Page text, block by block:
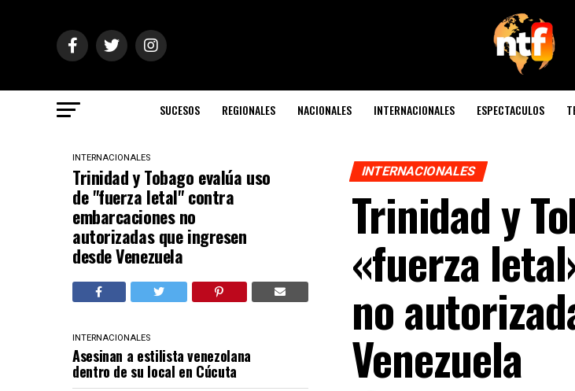
SUCESOS REGIONALES NACIONALES INTERNACIONALES ESPECTACULOS
INTERNACIONALES
Trinidad y Tobago evalúa uso
de "fuerza letal" contra
embarcaciones no
autorizadas que ingresen
desde Venezuela
INTERNACIONALES
Asesinan a estilista venezolana
dentro de su local en Cúcuta
INTERNACIONALES
Trinidad y
«fuerza
no
Venezuela